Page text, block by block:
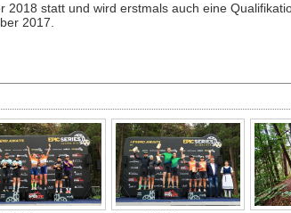
statt und wird erstmals auch eine
2017.